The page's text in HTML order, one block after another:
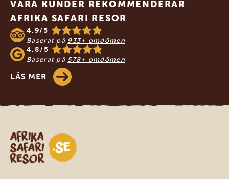
VÅRA KUNDER REKOMMENDERAR
AFRIKA SAFARI RESOR
4.9/5
Baserat på 933+ omdömen
4.8/5
Baserat på 578+ omdömen
LÄS MER
Safari-resor i Afrika